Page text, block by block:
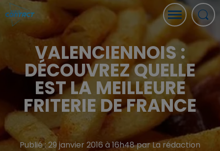
VALENCIENNOIS :
DÉCOUVREZ QUELLE
EST LA MEILLEURE
FRITERIE DE FRANCE
Publié : 29 janvier 2016 à 16h48 par La rédaction